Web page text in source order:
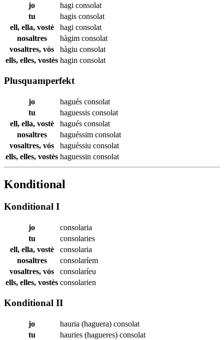
jo hagi consolat
tu
hagis consolat
ell, ella, vostè
hagi consolat
nosaltres
hàgim consolat
vosaltres, vós
hàgiu consolat
ells, elles, vostès hagin consolat
Plusquamperfekt
jo hagués consolat
tu
haguessis consolat
ell, ella, vostè
hagués consolat
nosaltres
haguéssim consolat
vosaltres, vós
haguéssiu consolat
ells, elles, vostès haguessin consolat
Konditional
Konditional I
jo
consolaria
tu
consolaries
ell, ella, vostè
consolaria
nosaltres
consolaríem
vosaltres, vós
consolaríeu
ells, elles, vostès consolarien
Konditional II
jo hauria (haguera) consolat
tu
hauries (hagueres) consolat